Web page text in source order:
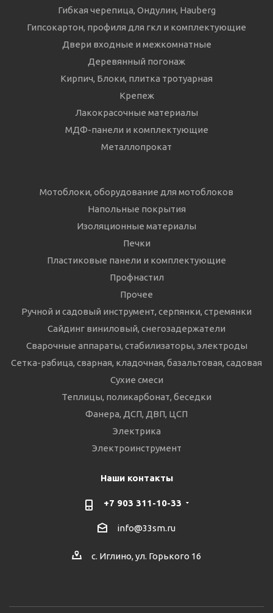
Гибкая черепица, Ондулин, Hauberg
Гипсокартон, профиля для гкл и комплектующие
Двери входные и межкомнатные
Деревянный погонаж
Кирпич, Блоки, плитка тротуарная
Крепеж
Лакокрасочные материалы
МДФ-панели и комплектующие
Металлопрокат
Мотоблоки, оборудование для мотоблоков
Напольные покрытия
Изоляционные материалы
Печки
Пластиковые панели и комплектующие
Профнастил
Прочее
Ручной и садовый инструмент, серпянки, стремянки
Сайдинг виниловый, снегозадержатели
Сварочные аппараты, стабилизаторы, электроды
Сетка-рабица, сварная, кладочная, базальтовая, садовая
Сухие смеси
Теплицы, поликарбонат, беседки
Фанера, ДСП, ДВП, ЦСП
Электрика
Электроинструмент
Наши контакты
+7 903 311-10-33
info@33sm.ru
с. Иглино, ул. Горького 16